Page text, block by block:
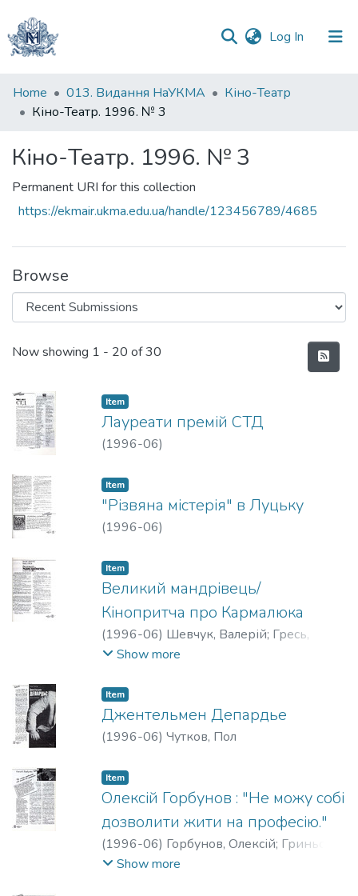
Log In (current)
Communities
&
All of DSpace
Statistics
Home 013. Видання НаУКМА
Кіно-Театр
Кіно-Театр. 1996. № 3
Кіно-Театр. 1996. № 3
Permanent URI for this collection
https://ekmair.ukma.edu.ua/handle/123456789/4685
Browse
Recent Submissions
Now showing 1 - 20 of 30
Item
Лауреати премій СТД
(1996-06)
Item
"Різвяна містерія" в Луцьку
(1996-06)
Item
Великий мандрівець/
Кінопритча про Кармалюка
(1996-06) Шевчук, Валерій; Гресь,
Віктор
Show more
Item
Джентельмен Депардье
(1996-06) Чутков, Пол
Item
Олексій Горбунов : "Не можу собі
дозволити жити на професію."
(1996-06) Горбунов, Олексій; Гриньок,
Інетта
Show more